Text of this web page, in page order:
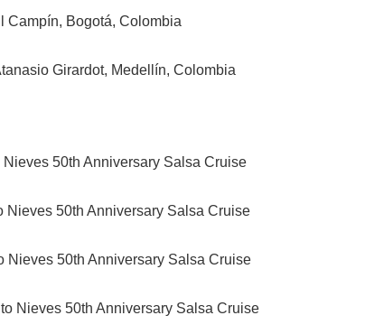
Campín, Bogotá, Colombia
Girardot, Medellín, Colombia
50th Anniversary Salsa Cruise
Nieves 50th Anniversary Salsa Cruise
Nieves 50th Anniversary Salsa Cruise
Nieves 50th Anniversary Salsa Cruise